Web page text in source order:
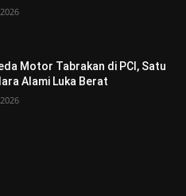
Motor Tabrakan di PCI, Satu
Alami Luka Berat